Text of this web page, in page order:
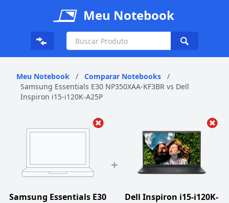
Meu Notebook
Meu Notebook / Comparar Notebooks
/
Samsung Essentials E30 NP350XAA-KF3BR vs Dell
Inspiron i15-i120K-A25P
Samsung Essentials E30
+
Dell Inspiron i15-i120K-